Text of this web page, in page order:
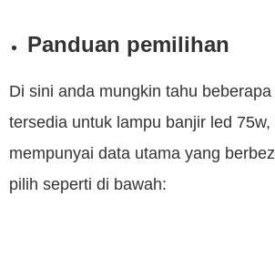
Panduan pemilihan
Di sini anda mungkin tahu
tersedia untuk lampu banjir led
mempunyai data utama yang
pilih seperti di bawah: